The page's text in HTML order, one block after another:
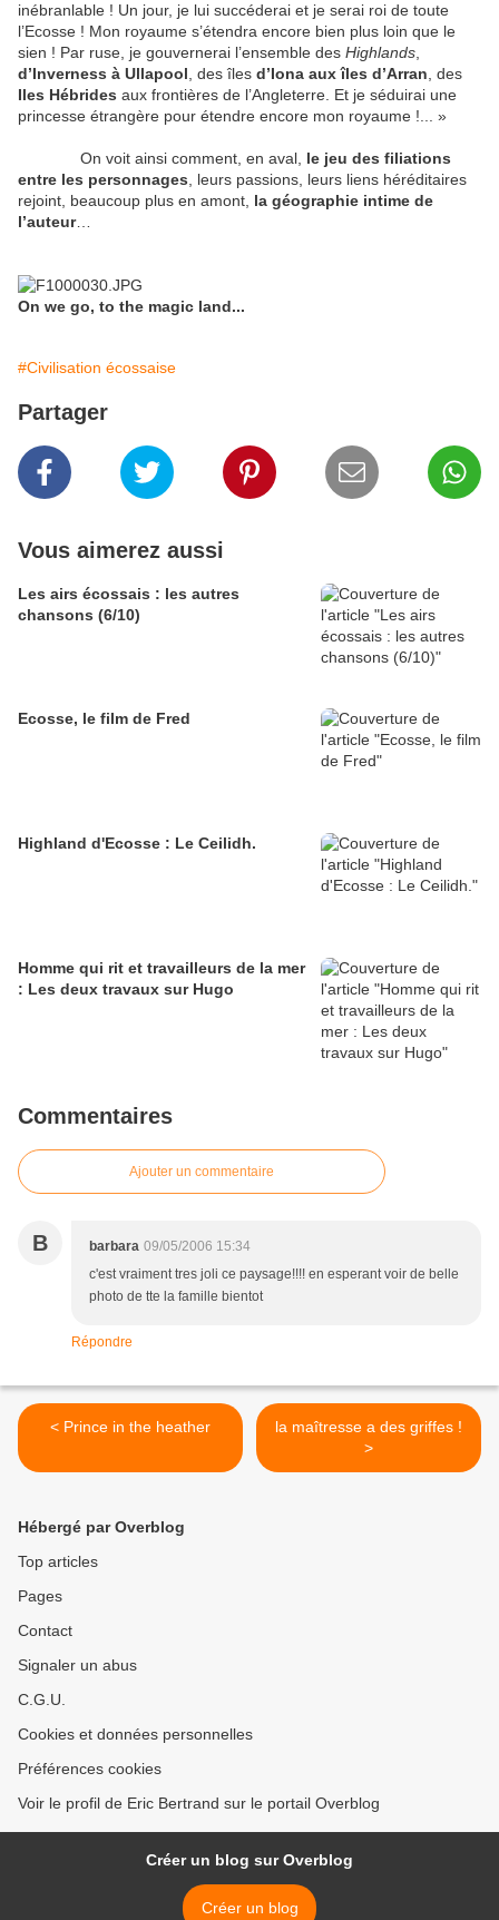
inébranlable ! Un jour, je lui succéderai et je serai roi de toute
l’Ecosse ! Mon royaume s’étendra encore bien plus loin que le
sien ! Par ruse, je gouvernerai l’ensemble des Highlands
d’Inverness à Ullapool , des îles d’Iona aux îles d’Arran , des
Iles Hébrides aux frontières de l’Angleterre. Et je séduirai une
princesse étrangère pour étendre encore mon royaume !... »
On voit ainsi comment, en aval, le jeu des filiations
entre les personnages , leurs passions, leurs liens héréditaires
rejoint, beaucoup plus en amont, la géographie intime de
l’auteur…
On we go, to the magic land...
#Civilisation écossaise
Partager
Vous aimerez aussi
Les airs écossais : les autres
chansons (6/10)
Ecosse, le film de Fred
Highland d'Ecosse : Le Ceilidh.
Homme qui rit et travailleurs de la mer
: Les deux travaux sur Hugo
Commentaires
Ajouter un commentaire
B barbara 09/05/2006 15:34
c'est vraiment tres joli ce paysage!!!! en esperant voir de belle
photo de tte la famille bientot
Répondre
< Prince in the heather
la maîtresse a des griffes !
>
Hébergé par Overblog
Top articles
Pages
Contact
Signaler un abus
C.G.U.
Cookies et données personnelles
Préférences cookies
Voir le profil de Eric Bertrand sur le portail Overblog
Créer un blog sur Overblog
Créer un blog